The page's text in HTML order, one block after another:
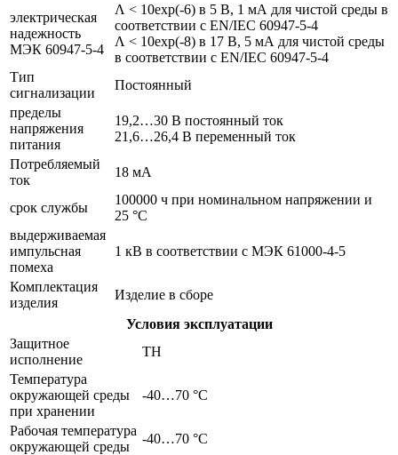
электрическая
надежность
МЭК 60947-5-4
Λ < 10exp(-6) в 5 В, 1 мА для чистой среды в
соответствии с EN/IEC 60947-5-4
Λ < 10exp(-8) в 17 В, 5 мА для чистой среды
в соответствии с EN/IEC 60947-5-4
Тип
сигнализации
Постоянный
пределы
напряжения
питания
19,2…30 В постоянный ток
21,6…26,4 В переменный ток
Потребляемый
ток
18 мА
срок службы
100000 ч при номинальном напряжении и
25 °C
выдерживаемая
импульсная
помеха
1 кВ в соответствии с МЭК 61000-4-5
Комплектация
изделия
Изделие в сборе
Условия эксплуатации
Защитное
исполнение
TH
Температура
окружающей среды
при хранении
-40…70 °C
Рабочая температура
окружающей среды
-40…70 °C